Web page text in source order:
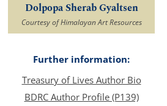
Dolpopa Sherab Gyaltsen
Courtesy of Himalayan Art Resources
Further information:
Treasury of Lives Author Bio
BDRC Author Profile (P139)